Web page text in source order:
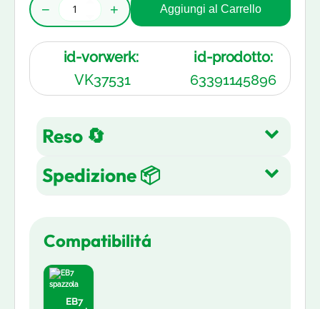
− + Aggiungi al Carrello
id-vorwerk:
VK37531
id-prodotto:
63391145896
Reso 🔄
Reso gratuito entro 14 giorni
Spedizione 📦
ordini in 3-5 giorni lavorativi
Compatibilitá
EB7